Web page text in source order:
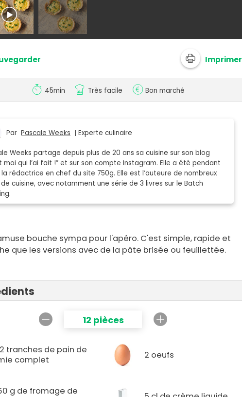
Imprimer
45min Très facile Bon marché
ParPascale Weeks | Experte culinaire
Weeks partage depuis plus de 20 ans sa cuisine sur son blog
moi qui l’ai fait !” et sur son compte Instagram. Elle a été pendant
la rédactrice en chef du site 750g. Elle est l’auteure de nombreux
cuisine, avec notamment une série de 3 livres sur le Batch
bouche sympa pour l'apéro. C'est simple, rapide et
que les versions avec de la pâte brisée ou feuillettée.
12 pièces
tranches de pain de
complet
2 oeufs
g de fromage de